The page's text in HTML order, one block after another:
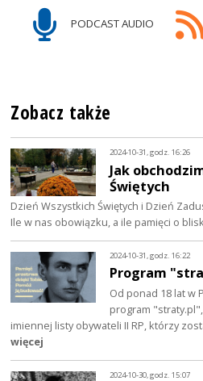
PODCAST AUDIO
Zobacz także
2024-10-31, godz. 16:26
Jak
Świętych
Dzień Wszystkich Świętych i Dzień
Ile w nas obowiązku, a ile pamięci o
2024-10-31, godz. 16:22
Program
Od ponad 18 lat w
program
imiennej listy obywateli II RP, którzy
więcej
2024-10-30, godz. 15:07